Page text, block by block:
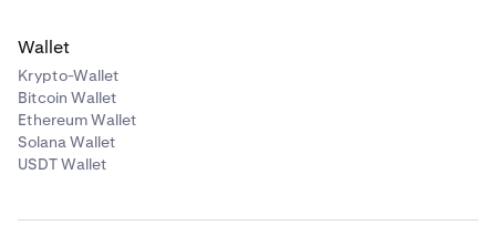
Wallet
Krypto-Wallet
Bitcoin Wallet
Ethereum Wallet
Solana Wallet
USDT Wallet